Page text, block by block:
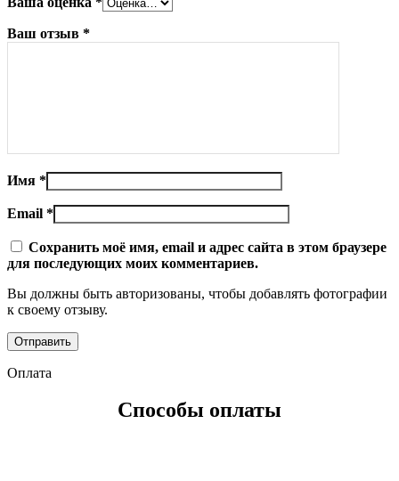
Ваш отзыв *
Имя *
Email *
Сохранить моё имя, email и адрес сайта в этом браузере
для последующих моих комментариев.
Вы должны быть авторизованы, чтобы добавлять фотографии
к своему отзыву.
Оплата
Способы оплаты